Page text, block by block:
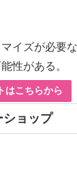
イズが必要
性がある。
はこちらから
ショップ